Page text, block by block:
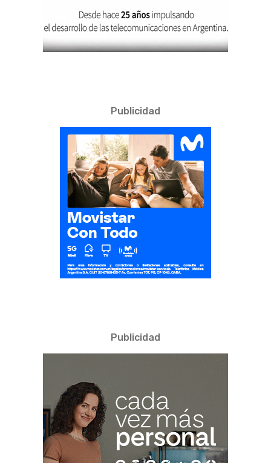
Publicidad
Publicidad